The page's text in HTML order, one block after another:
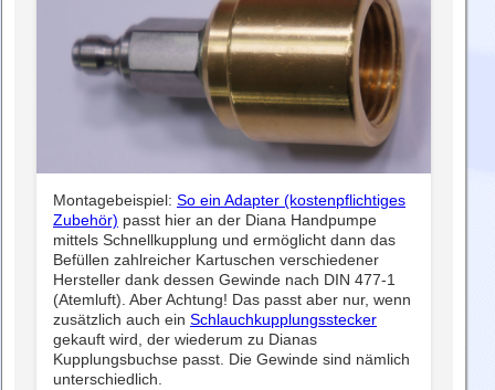
Montagebeispiel: So ein Adapter (kostenpflichtiges
Zubehör) passt hier an der Diana Handpumpe
mittels Schnellkupplung und ermöglicht dann das
Befüllen zahlreicher Kartuschen verschiedener
Hersteller dank dessen Gewinde nach DIN 477-1
(Atemluft). Aber Achtung! Das passt aber nur, wenn
zusätzlich auch ein Schlauchkupplungsstecker
gekauft wird, der wiederum zu Dianas
Kupplungsbuchse passt. Die Gewinde sind nämlich
unterschiedlich.